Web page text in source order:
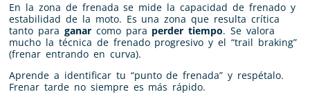
En la zona de frenada se mide la capacidad de frenado y
estabilidad de la moto. Es una zona que resulta crítica
tanto para ganar como para perder tiempo. Se valora
mucho la técnica de frenado progresivo y el “trail braking”
(frenar entrando en curva).
Aprende a identificar tu “punto de frenada” y respétalo.
Frenar tarde no siempre es más rápido.